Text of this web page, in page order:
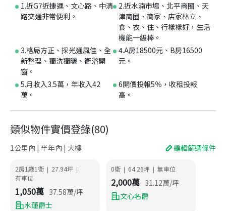
1.近G7近捷運、文心路、中清
路交通非常便利。
2.近水湳市場、北平商圈、天
津商圈、商家、店家林立、
食、衣、住、行樣樣好，生活
機能一級棒。
3.格局方正、採光通風佳、全
新整理、獨洗獨曬、衛浴開
窗。
4.A房18500元、B房16500
元。
5.月收入3.5萬，年收入42
萬。
6開價投報5％，收租投報
高。
類似物件實價登錄(80)
1公里內 | 半年內 | 大樓 編輯篩選條件
2房1廳1衛 | 27.94坪 |
有車位
1,050萬 37.58萬/坪
水蓮爵士
0衛 | 64.26坪 | 無車位
2,000萬 31.12萬/坪
文心名爵